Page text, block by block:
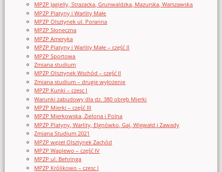
MPZP Jagielly, Strazacka, Grunwaldzka, Mazurska, Warszawska
MPZP Platyny i Warlity Małe
MPZP Olsztynek ul. Poranna
MPZP Słoneczna
MPZP Ameryka
MPZP Platyny i Warlity Małe – część II
MPZP Sportowa
Zmiana studium
MPZP Olsztynek Wschód – część II
Zmiana studium – drugie wyłożenie
MPZP Kunki – czesc I
Warunki zabudowy dla dz. 380 obręb Mierki
MPZP Mierki – część III
MPZP Mierkowska, Zielona i Polna
MPZP Platyny, Warlity, Elgnówko, Gaj, Wigwałd i Zawady
Zmiana Studium 2021
MPZP węzeł Olsztynek Zachód
MPZP Waplewo – część IV
MPZP ul. Behringa
MPZP Królikowo – czesc I